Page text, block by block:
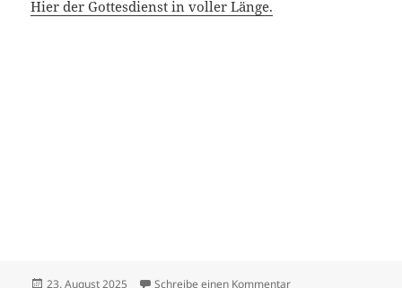
Hier der Gottesdienst in voller Länge.
Veröffentlicht
23. August 2025 Schreibe einen Kommentarzu Sängerfest in